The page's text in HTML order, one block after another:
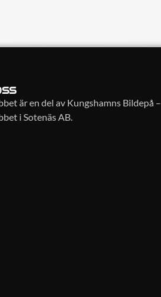
är en del av Kungshamns Bildepå –
i Sotenäs AB.